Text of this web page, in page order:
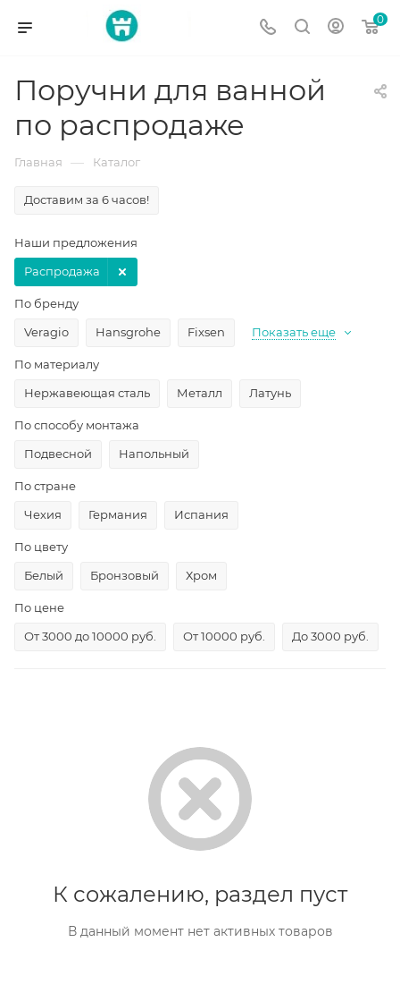
0
Поручни для ванной
по распродаже
Главная — Каталог
Доставим за 6 часов!
Наши предложения
Распродажа
По бренду
Veragio
Hansgrohe Fixsen Показать еще
По материалу
Нержавеющая сталь
Металл Латунь
По способу монтажа
Подвесной
Напольный
По стране
Чехия
Германия Испания
По цвету
Белый
Бронзовый Хром
По цене
От 3000 до 10000 руб.
От 10000 руб. До 3000 руб.
К сожалению, раздел пуст
В данный момент нет активных товаров